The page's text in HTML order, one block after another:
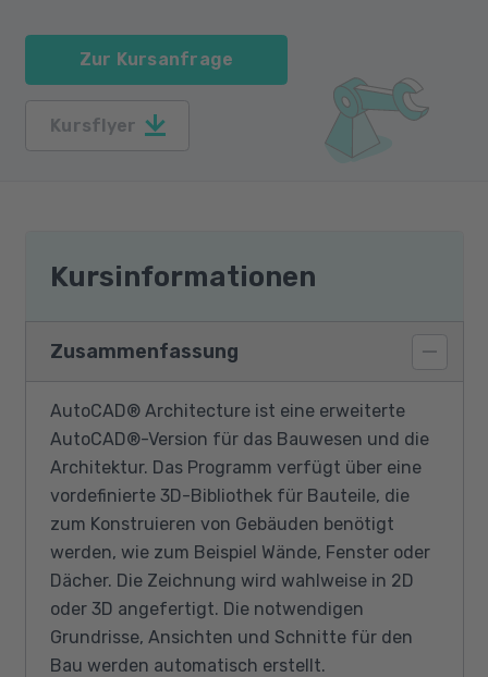
Zur Kursanfrage
Kursflyer
Kursinformationen
Zusammenfassung
AutoCAD® Architecture ist eine erweiterte
AutoCAD®-Version für das Bauwesen und die
Architektur. Das Programm verfügt über eine
vordefinierte 3D-Bibliothek für Bauteile, die
zum Konstruieren von Gebäuden benötigt
werden, wie zum Beispiel Wände, Fenster oder
Dächer. Die Zeichnung wird wahlweise in 2D
oder 3D angefertigt. Die notwendigen
Grundrisse, Ansichten und Schnitte für den
Bau werden automatisch erstellt.